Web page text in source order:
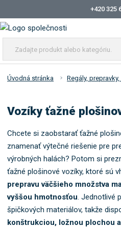
+420 325
d
a
e
r
o
k
t
a
l
e
Úvodná stránka Regály,
Vozíky ťažné
Chcete si zaobstarať ťažné
znamenať výtečné riešenie pre
výrobných halách? Potom si
ťažné plošinové vozíky, ktoré sú
prepravu väčšieho množstva
vyššou hmotnosťou . Jednotlivé
špičkových materiálov, takže
konštrukciou, ložnou plochou